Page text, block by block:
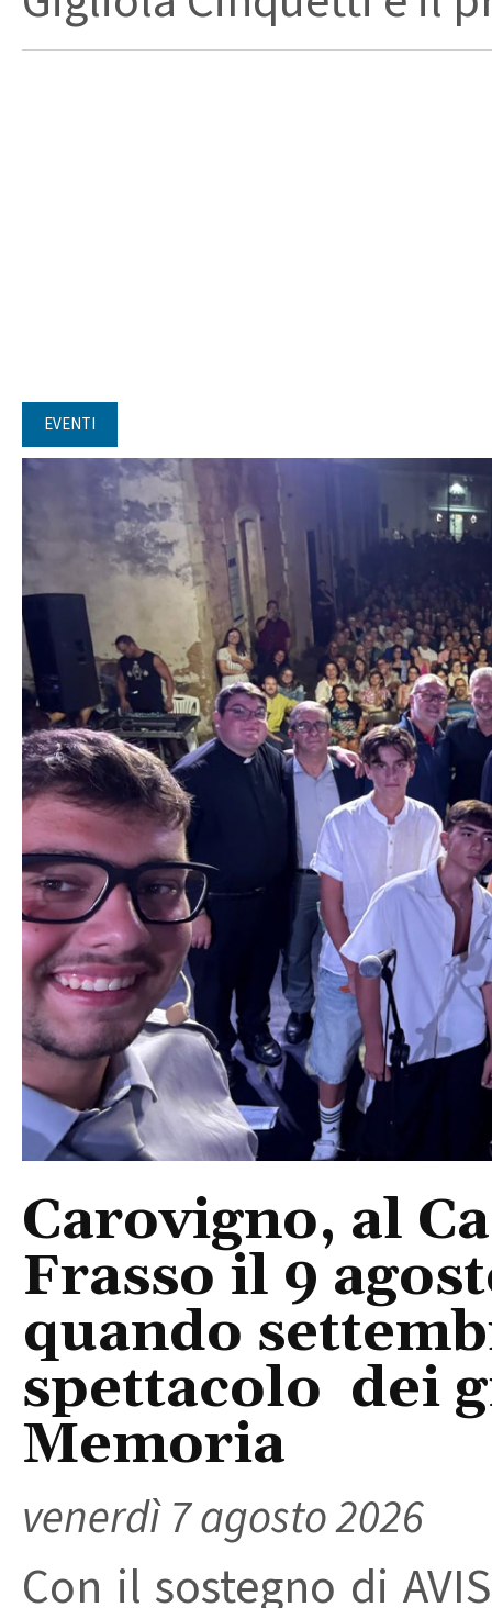
EVENTI
Carovigno, al
Frasso il 9
quando
spettacolo dei
Memoria
venerdì 7 agosto 2026
Con il sostegno di